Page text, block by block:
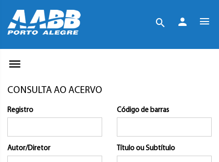
CONSULTA AO ACERVO
Registro Código de barras
Autor/Diretor Título ou Subtítulo